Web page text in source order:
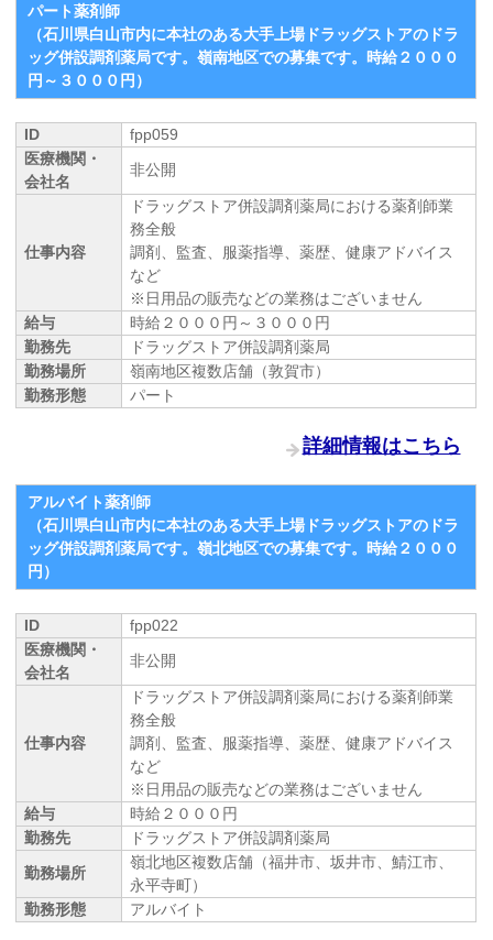
パート薬剤師
（石川県白山市内に本社のある大手上場ドラッグストアのドラ
ッグ併設調剤薬局です。嶺南地区での募集です。時給２０００
円～３０００円）
ID
fpp059
医療機関・
会社名
非公開
仕事内容
ドラッグストア併設調剤薬局における薬剤師業
務全般
調剤、監査、服薬指導、薬歴、健康アドバイス
など
※日用品の販売などの業務はございません
給与
時給２０００円～３０００円
勤務先
ドラッグストア併設調剤薬局
勤務場所
嶺南地区複数店舗（敦賀市）
勤務形態
パート
詳細情報はこちら
アルバイト薬剤師
（石川県白山市内に本社のある大手上場ドラッグストアのドラ
ッグ併設調剤薬局です。嶺北地区での募集です。時給２０００
円）
ID
fpp022
医療機関・
会社名
非公開
仕事内容
ドラッグストア併設調剤薬局における薬剤師業
務全般
調剤、監査、服薬指導、薬歴、健康アドバイス
など
※日用品の販売などの業務はございません
給与
時給２０００円
勤務先
ドラッグストア併設調剤薬局
勤務場所
嶺北地区複数店舗（福井市、坂井市、鯖江市、
永平寺町）
勤務形態
アルバイト